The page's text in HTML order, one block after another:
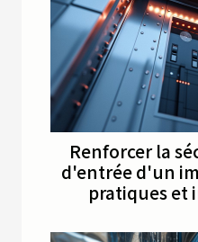
Renforcer la
d'entrée d'un
pratiques et